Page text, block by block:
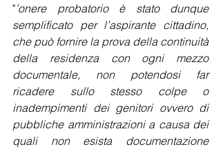
"’onere probatorio è stato dunque
semplificato per l’aspirante cittadino,
che può fornire la prova della continuità
della residenza con ogni mezzo
documentale, non potendosi far
ricadere sullo stesso colpe o
inadempimenti dei genitori ovvero di
pubbliche amministrazioni a causa dei
quali non esista documentazione